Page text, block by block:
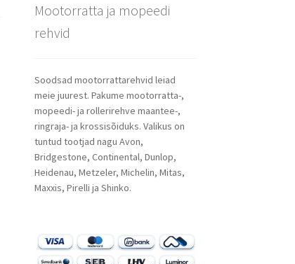
Mootorratta ja mopeedi
rehvid
Soodsad mootorrattarehvid leiad
meie juurest. Pakume mootorratta-,
mopeedi- ja rollerirehve maantee-,
ringraja- ja krossisõiduks. Valikus on
tuntud tootjad nagu Avon,
Bridgestone, Continental, Dunlop,
Heidenau, Metzeler, Michelin, Mitas,
Maxxis, Pirelli ja Shinko.